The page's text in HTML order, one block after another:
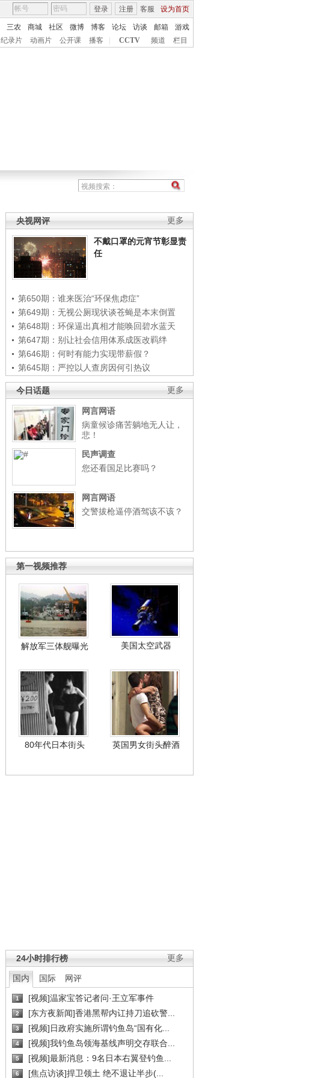
客服 设为首页
登录 注册
三农 商城 社区 微博 博客 论坛 访谈 邮箱
游戏
纪录片 动画片 公开课 播客 CCTV 频道 栏目
更多
央视网评
不戴口罩的元宵节彰显责
任
第650期：谁来医治“环保焦虑症”
第649期：无视公厕现状谈苍蝇是本末倒置
第648期：环保逼出真相才能唤回碧水蓝天
第647期：别让社会信用体系成医改羁绊
第646期：何时有能力实现带薪假？
第645期：严控以人查房因何引热议
更多
今日话题
网言网语
病童候诊痛苦躺地无人让，
悲！
民声调查
您还看国足比赛吗？
网言网语
交警拔枪逼停酒驾该不该？
第一视频推荐
解放军三体舰曝光 美国太空武器
80年代日本街头 英国男女街头醉酒
更多
24小时排行榜
国内 国际 网评
1 [视频]温家宝答记者问·王立军事件
2 [东方夜新闻]香港黑帮内讧持刀追砍警...
3 [视频]日政府实施所谓钓鱼岛“国有化...
4 [视频]我钓鱼岛领海基线声明交存联合...
5 [视频]最新消息：9名日本右翼登钓鱼...
6 [焦点访谈]捍卫领土 绝不退让半步(...